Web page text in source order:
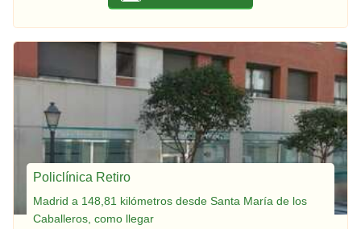
Policlínica Retiro
Madrid a 148,81 kilómetros desde Santa María de los
Caballeros, como llegar